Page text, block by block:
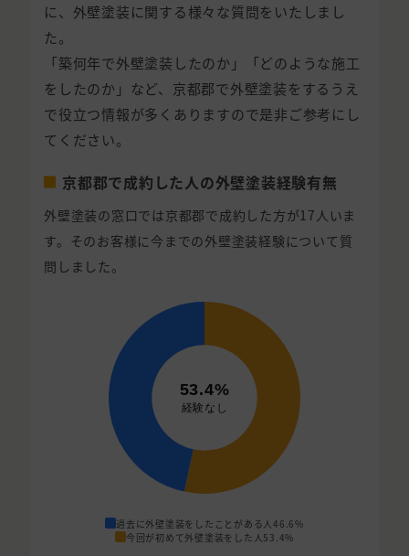
に、外壁塗装に関する様々な質問をいたしまし
た。
「築何年で外壁塗装したのか」「どのような施工
をしたのか」など、京都郡で外壁塗装をするうえ
で役立つ情報が多くありますので是非ご参考にし
てください。
京都郡で成約した人の外壁塗装経験有無
外壁塗装の窓口では京都郡で成約した方が17人いま
す。そのお客様に今までの外壁塗装経験について質
問しました。
過去に外壁塗装をしたことがある人46.6%
今回が初めて外壁塗装をした人 53.4%